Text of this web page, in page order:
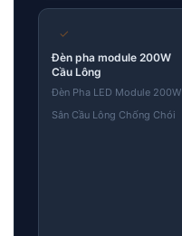
✓
Đèn pha module 200W
Cầu Lông
Đèn Pha LED Module 200W
Sân Cầu Lông Chống Chói